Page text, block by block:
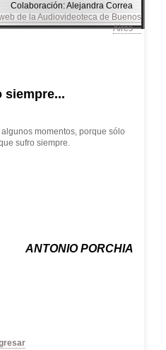
Colaboración: Alejandra Correa
de la Audiovideoteca de Buenos
Aires
siempre...
momentos, porque sólo
sufro siempre.
ANTONIO PORCHIA